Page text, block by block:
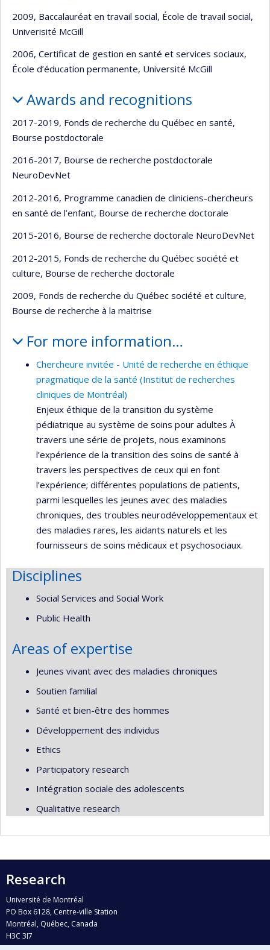
2009, Baccalauréat en travail social, École de travail social,
Univerisité McGill
2006, Certificat de gestion en santé et services sociaux,
École d’éducation permanente, Université McGill
Awards and recognitions
2017-2019, Fonds de recherche du Québec en santé,
Bourse postdoctorale
2016-2017, Bourse de recherche postdoctorale
NeuroDevNet
2012-2016, Programme canadien de cliniciens-chercheurs
en santé de l’enfant, Bourse de recherche doctorale
2015-2016, Bourse de recherche doctorale NeuroDevNet
2012-2015, Fonds de recherche du Québec société et
culture, Bourse de recherche doctorale
2009, Fonds de recherche du Québec société et culture,
Bourse de recherche à la maitrise
For more information…
Chercheure invitée - Unité de recherche en éthique
pragmatique de la santé (Institut de recherches
cliniques de Montréal)
Enjeux éthique de la transition du système
pédiatrique au système de soins pour adultes À
travers une série de projets, nous examinons
l’expérience de la transition des soins de santé à
travers les perspectives de ceux qui en font
l’expérience; différentes populations de patients,
parmi lesquelles les jeunes avec des maladies
chroniques, des troubles neurodéveloppementaux et
des maladies rares, les aidants naturels et les
fournisseurs de soins médicaux et psychosociaux.
Disciplines
Social Services and Social Work
Public Health
Areas of expertise
Jeunes vivant avec des maladies chroniques
Soutien familial
Santé et bien-être des hommes
Développement des individus
Ethics
Participatory research
Intégration sociale des adolescents
Qualitative research
Research
Université de Montréal
PO Box 6128, Centre-ville Station
Montréal, Québec, Canada
H3C 3J7